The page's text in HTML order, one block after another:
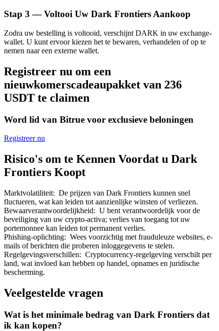
Bitrue-partners
Doorverwijzing
Nodig een vriend uit om contante beloningen te ontvangen
Deposit CASHCAT & Win
Stap 3 —Voltooi Uw Dark Frontiers Aankoop
Zodra uw bestelling is voltooid, verschijnt DARK in uw exchange-
wallet. U kunt ervoor kiezen het te bewaren, verhandelen of op te
nemen naar een externe wallet.
Registreer nu om een
nieuwkomerscadeaupakket van 236
USDT te claimen
Word lid van Bitrue voor exclusieve beloningen
Registreer nu
Risico's om te Kennen Voordat u Dark
Frontiers Koopt
Marktvolatiliteit: De prijzen van Dark Frontiers kunnen snel
fluctueren, wat kan leiden tot aanzienlijke winsten of verliezen.
Bewaarverantwoordelijkheid: U bent verantwoordelijk voor de
beveiliging van uw crypto-activa; verlies van toegang tot uw
portemonnee kan leiden tot permanent verlies.
Phishing-oplichting: Wees voorzichtig met frauduleuze websites, e-
mails of berichten die proberen inloggegevens te stelen.
Regelgevingsverschillen: Cryptocurrency-regelgeving verschilt per
land, wat invloed kan hebben op handel, opnames en juridische
bescherming.
Veelgestelde vragen
Wat is het minimale bedrag van Dark Frontiers dat
ik kan kopen?